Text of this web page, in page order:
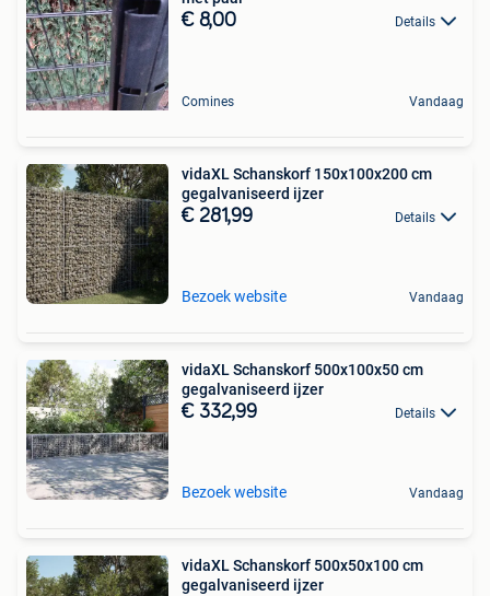
€ 8,00 Details
Comines Vandaag
vidaXL Schanskorf 150x100x200 cm
gegalvaniseerd ijzer
€ 281,99 Details
Bezoek website Vandaag
vidaXL Schanskorf 500x100x50 cm
gegalvaniseerd ijzer
€ 332,99 Details
Bezoek website Vandaag
vidaXL Schanskorf 500x50x100 cm
gegalvaniseerd ijzer